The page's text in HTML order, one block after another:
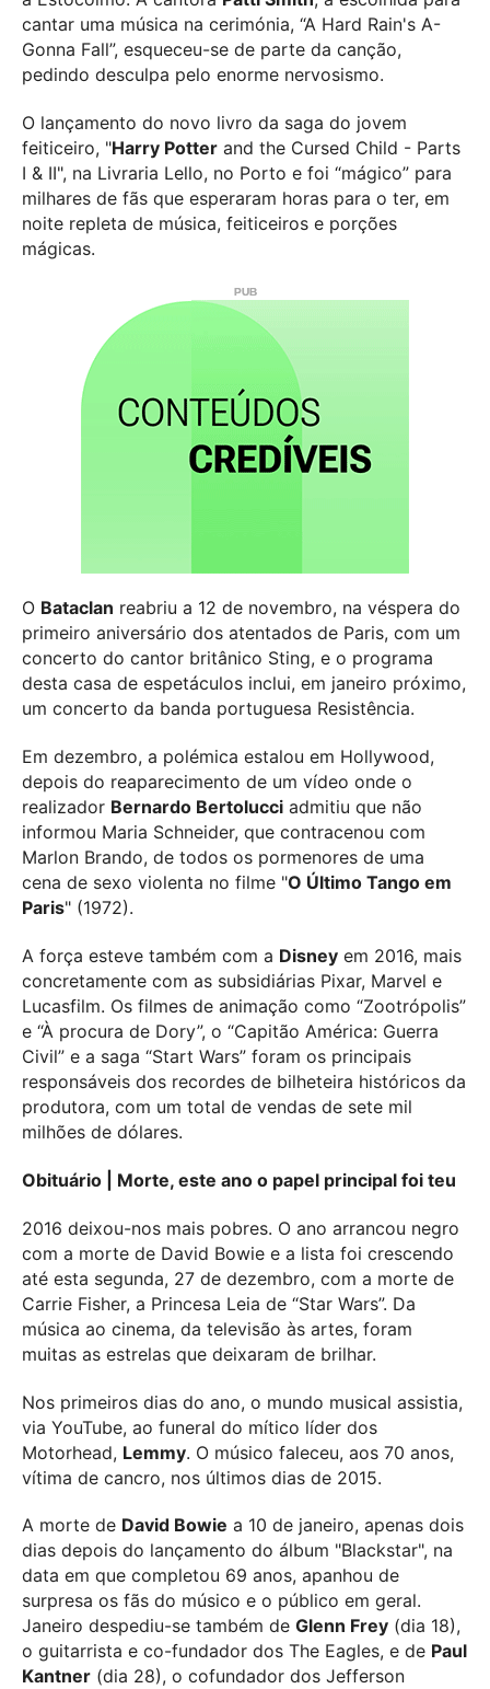
cantar uma música na cerimónia, “A Hard Rain's A-
Gonna Fall”, esqueceu-se de parte da canção,
pedindo desculpa pelo enorme nervosismo.
O lançamento do novo livro da saga do jovem
feiticeiro, "Harry Potter and the Cursed Child - Parts
I & II", na Livraria Lello, no Porto e foi “mágico” para
milhares de fãs que esperaram horas para o ter, em
noite repleta de música, feiticeiros e porções
mágicas.
O Bataclan reabriu a 12 de novembro, na véspera do
primeiro aniversário dos atentados de Paris, com um
concerto do cantor britânico Sting, e o programa
desta casa de espetáculos inclui, em janeiro próximo,
um concerto da banda portuguesa Resistência.
Em dezembro, a polémica estalou em Hollywood,
depois do reaparecimento de um vídeo onde o
realizador Bernardo Bertolucci admitiu que não
informou Maria Schneider, que contracenou com
Marlon Brando, de todos os pormenores de uma
cena de sexo violenta no filme "O Último Tango em
Paris" (1972).
A força esteve também com a Disney em 2016, mais
concretamente com as subsidiárias Pixar, Marvel e
Lucasfilm. Os filmes de animação como “Zootrópolis”
e “À procura de Dory”, o “Capitão América: Guerra
Civil” e a saga “Start Wars” foram os principais
responsáveis dos recordes de bilheteira históricos da
produtora, com um total de vendas de sete mil
milhões de dólares.
Obituário | Morte, este ano o papel principal foi teu
2016 deixou-nos mais pobres. O ano arrancou negro
com a morte de David Bowie e a lista foi crescendo
até esta segunda, 27 de dezembro, com a morte de
Carrie Fisher, a Princesa Leia de “Star Wars”. Da
música ao cinema, da televisão às artes, foram
muitas as estrelas que deixaram de brilhar.
Nos primeiros dias do ano, o mundo musical assistia,
via YouTube, ao funeral do mítico líder dos
Motorhead, Lemmy. O músico faleceu, aos 70 anos,
vítima de cancro, nos últimos dias de 2015.
A morte de David Bowie a 10 de janeiro, apenas dois
dias depois do lançamento do álbum "Blackstar", na
data em que completou 69 anos, apanhou de
surpresa os fãs do músico e o público em geral.
Janeiro despediu-se também de Glenn Frey (dia 18),
o guitarrista e co-fundador dos The Eagles, e de Paul
Kantner (dia 28), o cofundador dos Jefferson